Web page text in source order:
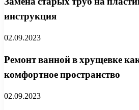
инструкция
02.09.2023
Ремонт ванной в хрущевке
комфортное пространство
02.09.2023